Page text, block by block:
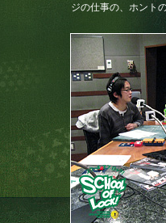
ジの仕事の、ホント